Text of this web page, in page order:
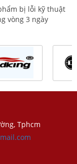
bị lỗi kỹ thuật
vòng 3 ngày
Tphcm